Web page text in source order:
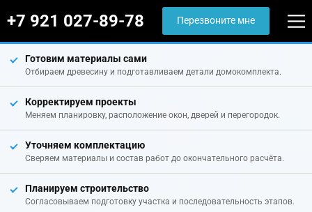
+7 921 027-89-78 Перезвоните мне
Готовим материалы сами
Отбираем древесину и подготавливаем детали домокомплекта.
Корректируем проекты
Меняем планировку, расположение окон, дверей и перегородок.
Уточняем комплектацию
Сверяем материалы и состав работ до окончательного расчёта.
Планируем строительство
Согласовываем подготовку участка и последовательность этапов.